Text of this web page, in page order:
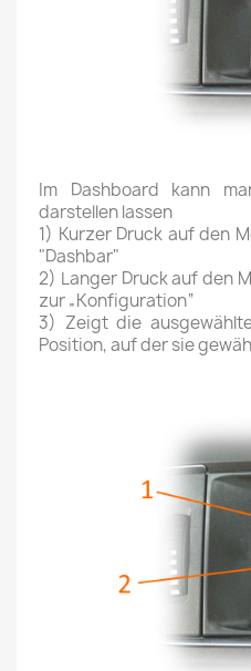
Im Dashboard kann
darstellen lassen
1) Kurzer Druck auf den
"Dashbar"
2) Langer Druck auf den
zur „Konfiguration“
3) Zeigt die
Position, auf der sie